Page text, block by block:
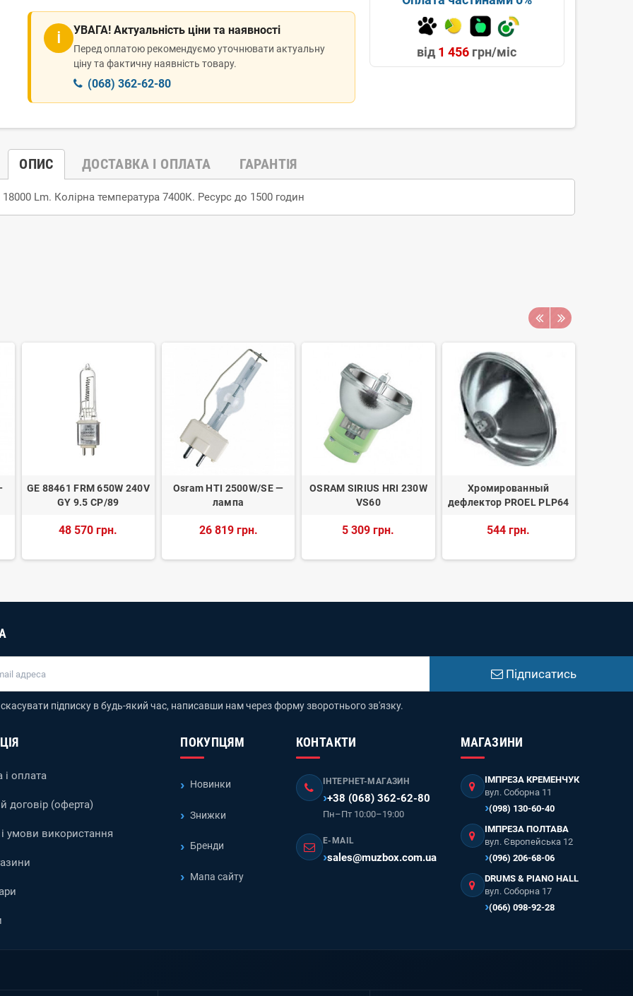
ℹ УВАГА! Актуальність ціни та наявності
Перед оплатою рекомендуємо уточнювати актуальну
ціну та фактичну наявність товару.
(068) 362-62-80
від 1 456 грн/міс
ОПИС ДОСТАВКА І ОПЛАТА ГАРАНТІЯ
Lm. Колірна температура 7400К. Ресурс до 1500 годин
GE 88461 FRM 650W 240V
GY 9.5 CP/89
48 570 грн.
Osram HTI 2500W/SE —
лампа
26 819 грн.
OSRAM SIRIUS HRI 230W
VS60
5 309 грн.
Хромированный
дефлектор PROEL PLP64
544 грн.
Підписатись
підписку в будь-який час, написавши нам через форму зворотнього зв'язку.
і оплата
договір (оферта)
умови використання
ПОКУПЦЯМ
Новинки
Знижки
Бренди
Мапа сайту
КОНТАКТИ
ІНТЕРНЕТ-МАГАЗИН
+38 (068) 362-62-80
Пн–Пт 10:00–19:00
E-MAIL
sales@muzbox.com.ua
МАГАЗИНИ
ІМПРЕЗА КРЕМЕНЧУК
вул. Соборна 11
(098) 130-60-40
ІМПРЕЗА ПОЛТАВА
вул. Європейська 12
(096) 206-68-06
DRUMS & PIANO HALL
вул. Соборна 17
(066) 098-92-28